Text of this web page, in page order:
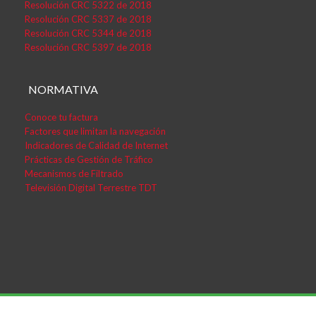
Resolución CRC 5322 de 2018
Resolución CRC 5337 de 2018
Resolución CRC 5344 de 2018
Resolución CRC 5397 de 2018
NORMATIVA
Conoce tu factura
Factores que limitan la navegación
Indicadores de Calidad de Internet
Prácticas de Gestión de Tráfico
Mecanismos de Filtrado
Televisión Digital Terrestre TDT